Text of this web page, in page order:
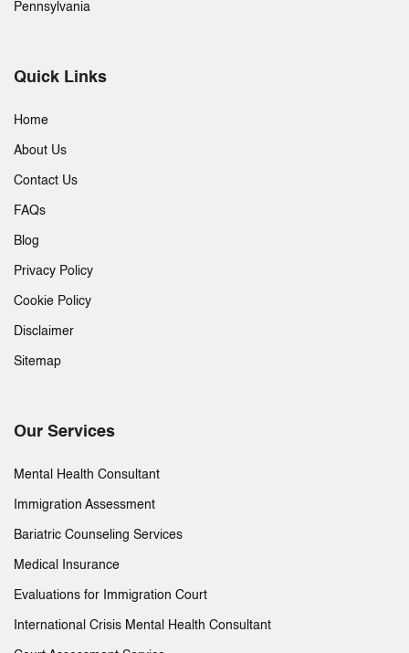
Pennsylvania
Quick Links
Home
About Us
Contact Us
FAQs
Blog
Privacy Policy
Cookie Policy
Disclaimer
Sitemap
Our Services
Mental Health Consultant
Immigration Assessment
Bariatric Counseling Services
Medical Insurance
Evaluations for Immigration Court
International Crisis Mental Health Consultant